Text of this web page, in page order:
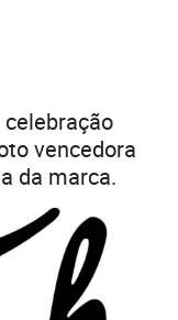
vencedora
da marca.